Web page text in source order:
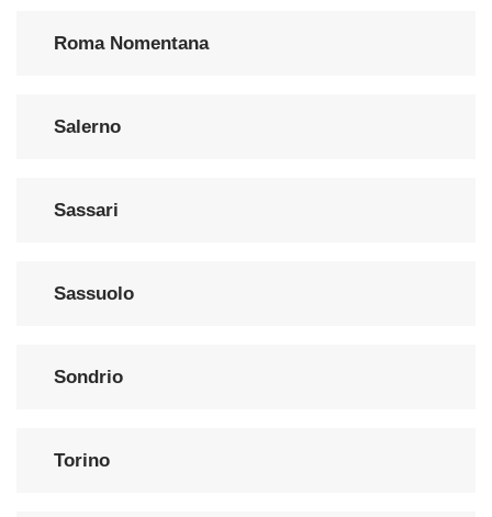
Roma Nomentana
Salerno
Sassari
Sassuolo
Sondrio
Torino